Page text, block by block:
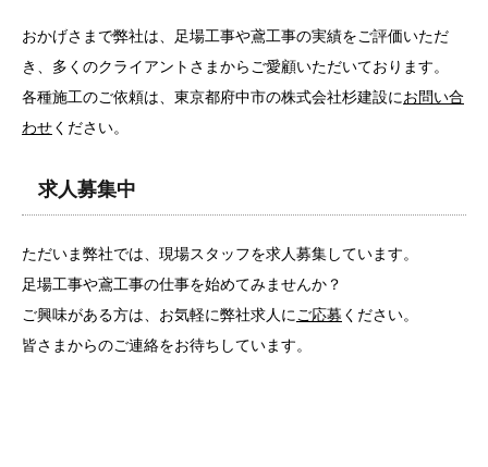
おかげさまで弊社は、足場工事や鳶工事の実績をご評価いただ
き、多くのクライアントさまからご愛顧いただいております。
各種施工のご依頼は、東京都府中市の株式会社杉建設にお問い合
わせください。
求人募集中
ただいま弊社では、現場スタッフを求人募集しています。
足場工事や鳶工事の仕事を始めてみませんか？
ご興味がある方は、お気軽に弊社求人に ご応募 ください。
皆さまからのご連絡をお待ちしています。